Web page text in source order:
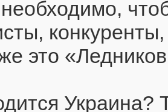
это
Украина?